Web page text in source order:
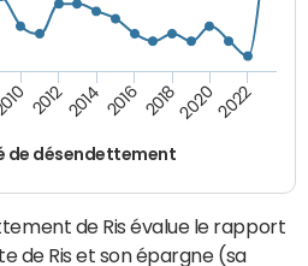
de désendettement
20122014 2016 201820202022
de Ris évalue le rapport
de Ris et son épargne (sa